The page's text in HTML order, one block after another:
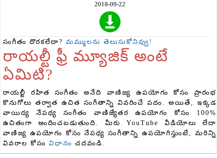
2018-09-22
సంగీతం దొరకలేదా? మమ్ములను తెలుసుకోనివ్వు!
రాయల్టీ ఫ్రీ మ్యూజిక్ అంటే
ఏమిటి?
రాయల్టీ రహిత సంగీతం అనేది వాణిజ్య ఉపయోగం కోసం ప్రారంభ
కొనుగోలు తర్వాత ఉచిత సంగీతాన్ని వివరించే పదం. అయితే, ఇక్కడ
వాయిద్య నేపథ్య సంగీతం వాణిజ్యేతర ఉపయోగం కోసం 100%
ఉచితంగా అందించబడుతుంది. మీరు YouTube వీడియోలు లేదా
వాణిజ్య ఉపయోగం కోసం నేపథ్య సంగీతాన్ని ఉపయోగిస్తుంటే, మరిన్ని
వివరాల కోసం విధానం చదవండి.